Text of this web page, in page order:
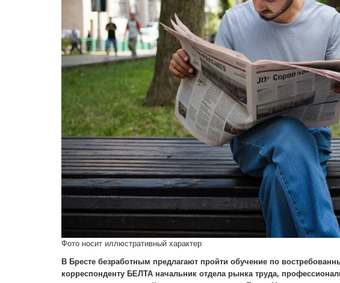
Фото носит иллюстративный характер
В Бресте безработным предлагают пройти обучение по
корреспонденту БЕЛТА начальник отдела рынка труда,